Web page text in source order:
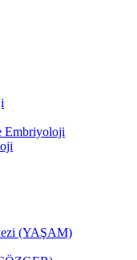
Embriyoloji
(YAŞAM)